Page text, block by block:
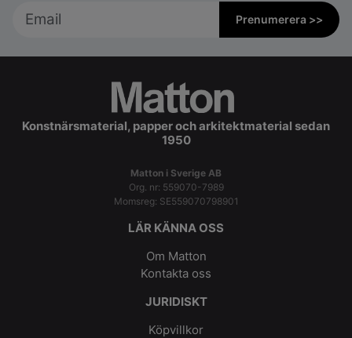
Prenumerera >>
Konstnärsmaterial, papper och arkitektmaterial sedan
1950
Matton i Sverige AB
Org. nr: 559070-7989
Momsreg: SE559070798901
LÄR KÄNNA OSS
Om Matton
Kontakta oss
JURIDISKT
Köpvillkor